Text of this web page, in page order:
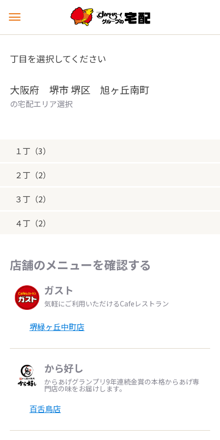
メ
ュ
を
丁目を選択してください
大阪府 堺市 堺区 旭ヶ丘南町
の宅配エリア選択
１丁（3）
２丁（2）
３丁（2）
４丁（2）
店舗のメニューを確認する
ガスト
気軽にご利用いただけるCafeレストラン
堺緑ヶ丘中町店
から好し
からあげグランプリ9年連続金賞の本格からあげ専
門店の味をお届けします。
百舌鳥店